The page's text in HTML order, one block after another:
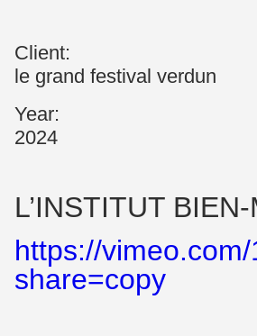
Client:
le grand festival verdun
Year:
2024
L’INSTITUT
https://
share=copy